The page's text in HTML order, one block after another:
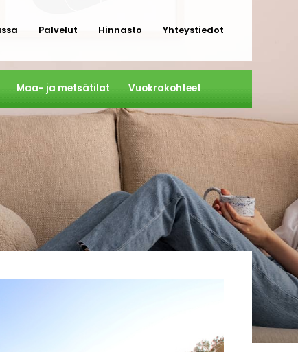
Palvelut Hinnasto Yhteystiedot
Maa- ja metsätilat Vuokrakohteet